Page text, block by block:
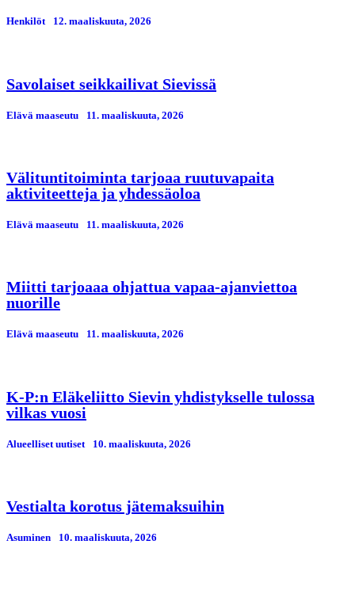
Henkilöt 12. maaliskuuta, 2026
Savolaiset seikkailivat Sievissä
Elävä maaseutu 11. maaliskuuta, 2026
Välituntitoiminta tarjoaa ruutuvapaita
aktiviteetteja ja yhdessäoloa
Elävä maaseutu 11. maaliskuuta, 2026
Miitti tarjoaaa ohjattua vapaa-ajanviettoa
nuorille
Elävä maaseutu 11. maaliskuuta, 2026
K-P:n Eläkeliitto Sievin yhdistykselle tulossa
vilkas vuosi
Alueelliset uutiset 10. maaliskuuta, 2026
Vestialta korotus jätemaksuihin
Asuminen 10. maaliskuuta, 2026